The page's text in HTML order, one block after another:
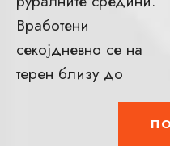
Вработени
секојдневно се на
терен близу до